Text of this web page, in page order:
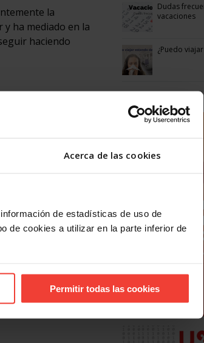
Acerca de las cookies
de estadísticas de uso de
de cookies a utilizar en la parte inferior de
Permitir todas las cookies
la
ha mediado en la
haciendo
tus derechos
Dudas
vacaciones
¿Puedo